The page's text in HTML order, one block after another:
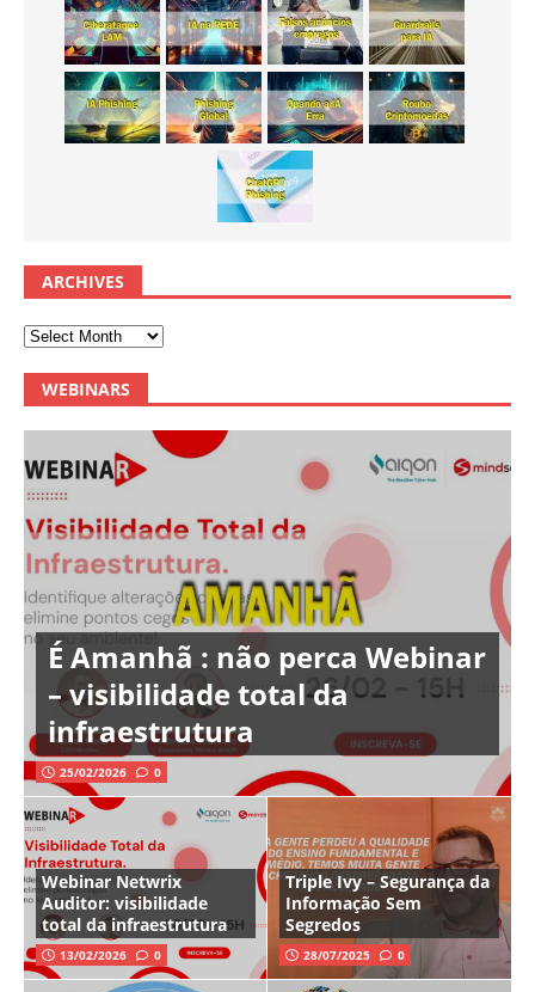
ARCHIVES
WEBINARS
É Amanhã : não perca Webinar
– visibilidade total da
infraestrutura
25/02/2026 0
Webinar Netwrix
Auditor: visibilidade
total da infraestrutura
13/02/2026 0
Triple Ivy – Segurança da
Informação Sem
Segredos
28/07/2025 0